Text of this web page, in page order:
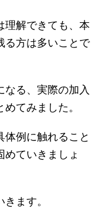
理解できても、本
る方は多いことで
る、実際の加入
てみました。
例に触れること
めていきましょ
ます。